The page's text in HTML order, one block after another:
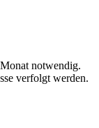
notwendig.
verfolgt werden.